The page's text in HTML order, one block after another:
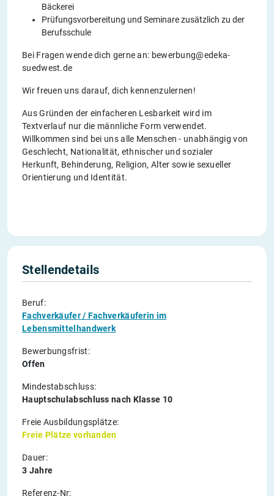
Bäckerei
Prüfungsvorbereitung und Seminare zusätzlich zu der
Berufsschule
Bei Fragen wende dich gerne an: bewerbung@edeka-
suedwest.de
Wir freuen uns darauf, dich kennenzulernen!
Aus Gründen der einfacheren Lesbarkeit wird im
Textverlauf nur die männliche Form verwendet.
Willkommen sind bei uns alle Menschen - unabhängig von
Geschlecht, Nationalität, ethnischer und sozialer
Herkunft, Behinderung, Religion, Alter sowie sexueller
Orientierung und Identität.
Stellendetails
Beruf:
Fachverkäufer / Fachverkäuferin im
Lebensmittelhandwerk
Bewerbungsfrist:
Offen
Mindestabschluss:
Hauptschulabschluss nach Klasse 10
Freie Ausbildungsplätze:
Freie Plätze vorhanden
Dauer:
3 Jahre
Referenz-Nr: